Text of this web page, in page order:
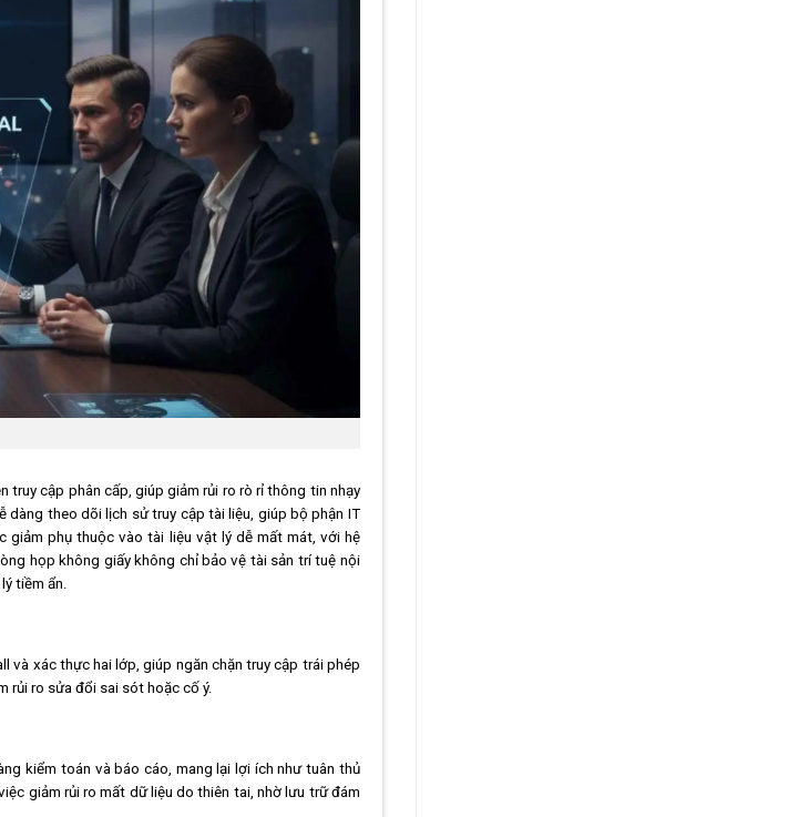
cập phân cấp, giúp giảm rủi ro rò rỉ thông tin nhạy
theo dõi lịch sử truy cập tài liệu, giúp bộ phận IT
giảm phụ thuộc vào tài liệu vật lý dễ mất mát, với hệ
họp không giấy không chỉ bảo vệ tài sản trí tuệ nội
tiềm ẩn.
và xác thực hai lớp, giúp ngăn chặn truy cập trái phép
rủi ro sửa đổi sai sót hoặc cố ý.
kiểm toán và báo cáo, mang lại lợi ích như tuân thủ
giảm rủi ro mất dữ liệu do thiên tai, nhờ lưu trữ đám